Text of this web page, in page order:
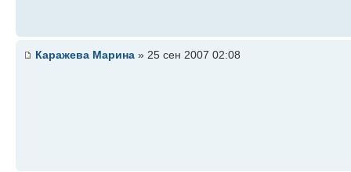
Каражева Марина » 25 сен 2007 02:08